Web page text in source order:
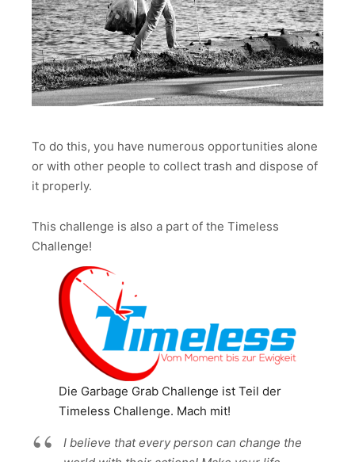
To do this, you have numerous opportunities alone
or with other people to collect trash and dispose of
it properly.
This challenge is also a part of the Timeless
Challenge!
Die Garbage Grab Challenge ist Teil der
Timeless Challenge. Mach mit!
I believe that every person can change the